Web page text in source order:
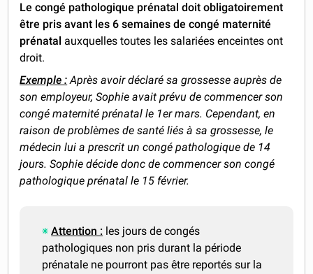
Le congé pathologique prénatal doit obligatoirement
être pris avant les 6 semaines de congé maternité
prénatal auxquelles toutes les salariées enceintes ont
droit.
Exemple : Après avoir déclaré sa grossesse auprès de
son employeur, Sophie avait prévu de commencer son
congé maternité prénatal le 1er mars. Cependant, en
raison de problèmes de santé liés à sa grossesse, le
médecin lui a prescrit un congé pathologique de 14
jours. Sophie décide donc de commencer son congé
pathologique prénatal le 15 février.
Attention : les jours de congés
pathologiques non pris durant la période
prénatale ne pourront pas être reportés sur la